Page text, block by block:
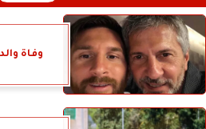
وفاة والد